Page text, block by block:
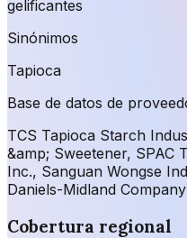
gelificantes
Sinónimos
Tapioca
Base de datos de
TCS Tapioca Starch
&amp; Sweetener, SPAC
Inc., Sanguan Wongse
Daniels-Midland Company
Cobertura regional